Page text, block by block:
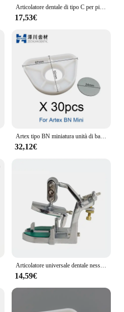
Articolatore dentale di tipo C per piantare una grande struttura magnetica per strumento tecnico di odontoiatria Forniture da laboratorio Prodotti per il dentista
17,53€
Artex tipo BN miniatura unità di base articolatore denti modello scala accurata modello di gesso attrezzatura da laboratorio dentale
32,12€
Articolatore universale dentale nessun cerotto necessario tecnico coreano Jaw Frame attrezzature da laboratorio forniture per strumenti di odontoiatria
14,59€